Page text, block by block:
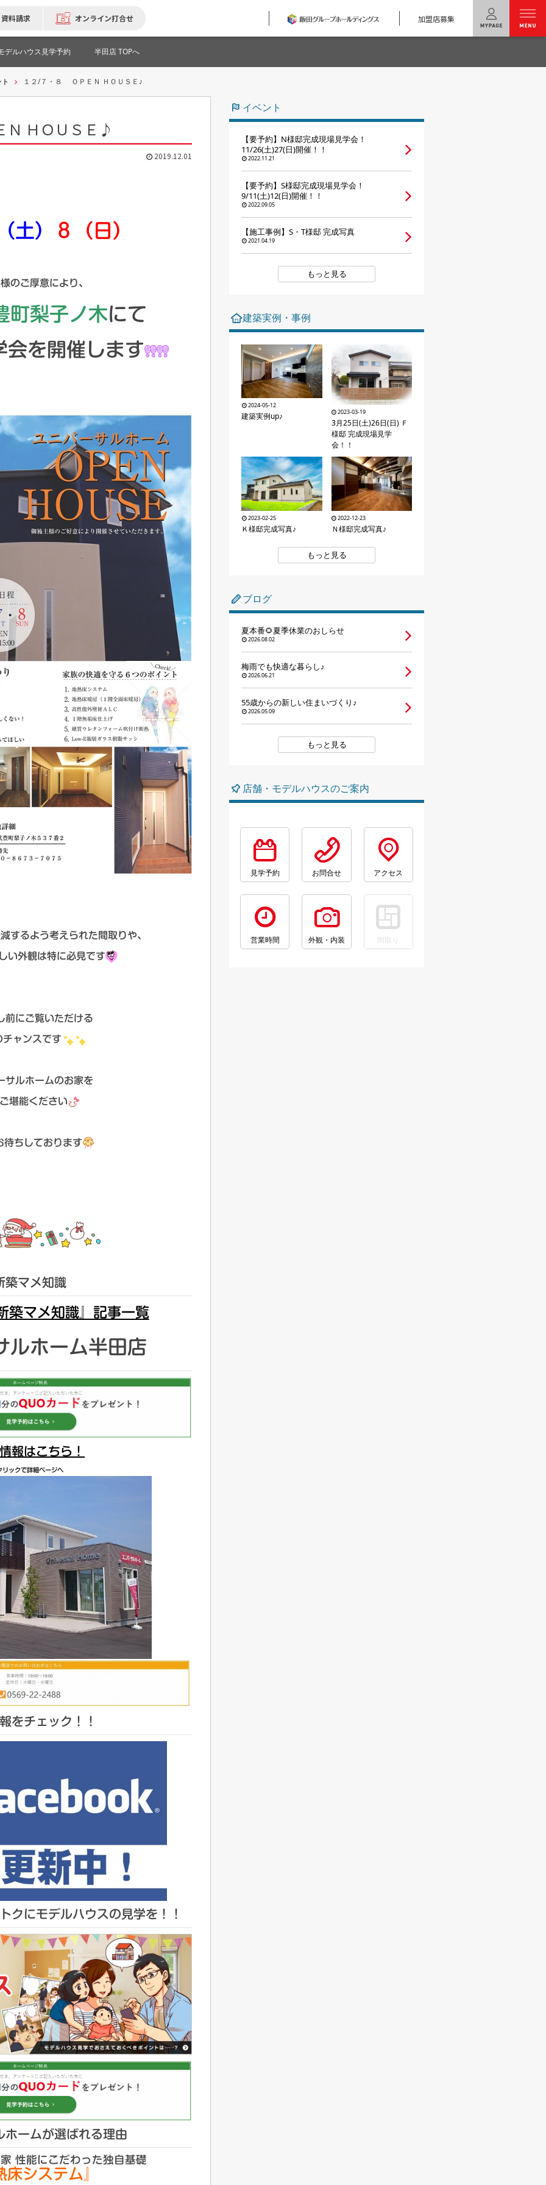
資料請求 オンライン打合せ 加盟店募集
テクノロジー
建築実例
モデルハウス
シミュレーション
企業情報
お問い合わせ
デルハウス見学予約 半田店 TOPへ
１２/７・８ ＯＰＥＮ ＨＯＵＳＥ♪
ＨＯＵＳＥ♪
2019.12.01
土） ８（日）
のご厚意により、
町梨子ノ木にて
会を開催します
するよう考えられた間取りや、
い外観は特に必見です
前にご覧いただける
チャンスです
サルホームのお家を
堪能ください
待ちしております
築マメ知識
築マメ知識』記事一覧
ルホーム半田店
報はこちら！
リックで詳細ページへ
をチェック！！
クにモデルハウスの見学を！！
ホームが選ばれる理由
性能にこだわった独自基礎
床システム』
イベント
【要予約】N様邸完成現場見学会！
11/26(土)27(日)開催！！
2022.11.21
【要予約】S様邸完成現場見学会！
9/11(土)12(日)開催！！
2022.09.05
【施工事例】S・T様邸 完成写真
2021.04.19
もっと見る
建築実例・事例
2024-05-12
建築実例up♪ 2023-03-19
3月25日(土)26日(日) Ｆ
様邸 完成現場見学
会！！
2023-02-25
Ｋ様邸完成写真♪
2022-12-23
Ｎ様邸完成写真♪
もっと見る
ブログ
夏本番🌻夏季休業のおしらせ
2026.08.02
梅雨でも快適な暮らし♪
2026.06.21
55歳からの新しい住まいづくり♪
2026.05.09
もっと見る
店舗・モデルハウスのご案内
見学予約 お問合せ アクセス
営業時間 外観・内装 間取り